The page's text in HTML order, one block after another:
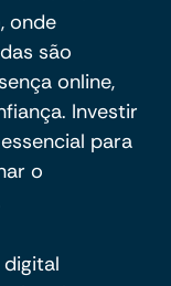
onde
são
online,
Investir
para
o